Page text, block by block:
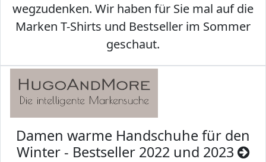
wegzudenken. Wir haben für Sie mal auf die
Marken T-Shirts und Bestseller im Sommer
geschaut.
Damen warme Handschuhe für den
Winter - Bestseller 2022 und 2023